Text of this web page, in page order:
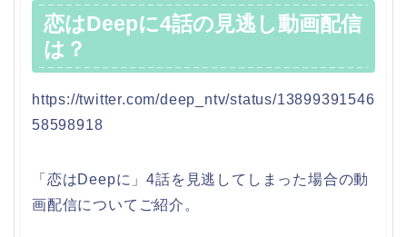
恋はDeepに4話の見逃し動画配信
は？
https://twitter.com/deep_ntv/status/13899391546
58598918
「恋はDeepに」4話を見逃してしまった場合の動
画配信についてご紹介。